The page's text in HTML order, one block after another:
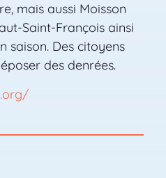
mais aussi Moisson
Saint-François ainsi
saison. Des citoyens
des denrées.